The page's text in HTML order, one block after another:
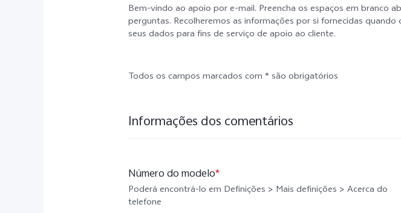
Bem-vindo ao apoio por e-mail. Preencha os espaços em branco
perguntas. Recolheremos as informações por si fornecidas
seus dados para fins de serviço de apoio ao cliente.
Todos os campos marcados com * são obrigatórios
Informações dos comentários
Número do modelo*
Poderá encontrá-lo em Definições > Mais definições > Acerca do
telefone